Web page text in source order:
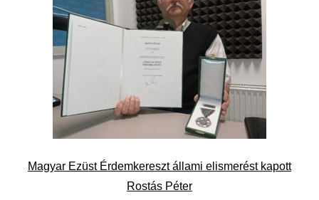
Magyar Ezüst Érdemkereszt állami elismerést kapott
Rostás Péter